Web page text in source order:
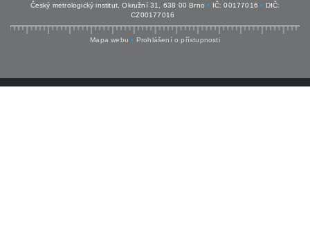
Český metrologický institut, Okružní 31, 638 00 Brno • IČ: 00177016 • DIČ:
CZ00177016
Mapa webu • Prohlášení o přístupnosti